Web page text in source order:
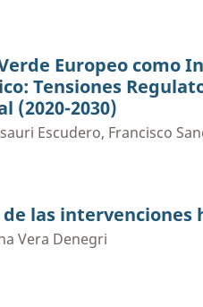
Europeo como
Tensiones
(2020-2030)
Escudero, Francisco
de las
Vera Denegri